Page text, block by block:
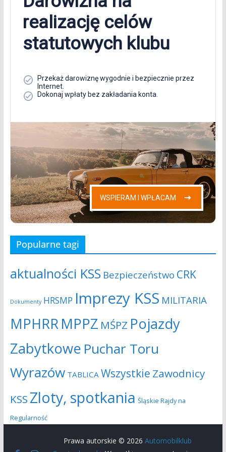
Popularne tagi
aktualności KSS Bezpieczeństwo CRK
Dokumenty HRSMP Imprezy KSS MILITARIA
MPHRRMPPZ MŚPZ Pojazdy
Zabytkowe Puchar Toru
Wyrazów TABLICA Wszystkie Zawodnicy
KSS Zloty, spotkania Śląskie Rajdy na
Regularność
Prawa autorskie © 2026 Automobilklub